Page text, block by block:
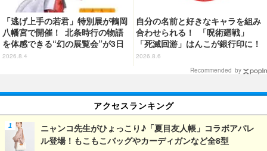
「逃げ上手の若君」特別展が鶴岡
八幡宮で開催！ 北条時行の物語
を体感できる“幻の展覧会”が3日
間限定で登場【8/28～30】
2026.8.4
自分の名前と好きなキャラを組み
合わせられる！ 「呪術廻戦」
「死滅回游」はんこが銀行印に！
虎杖悠仁、乙骨憂太ら16キャラ追
2026.8.6
Recommended by
アクセスランキング
ニャンコ先生がひょっこり♪「夏目友人帳」コラボアパレ
ル登場！もこもこバッグやカーディガンなど全8型